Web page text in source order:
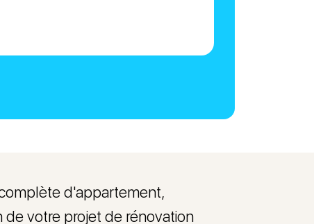
d'appartement,
votre projet de rénovation